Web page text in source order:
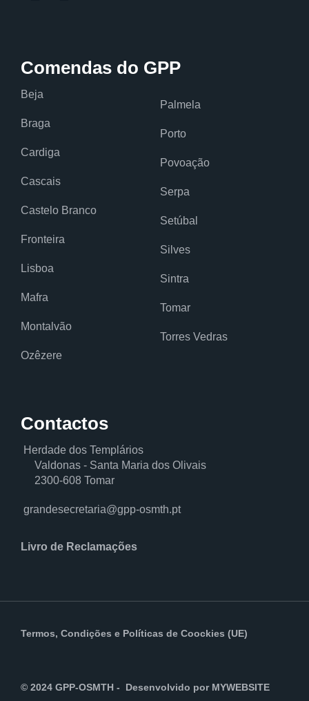
Comendas do GPP
Beja
Braga
Cardiga
Cascais
Castelo Branco
Fronteira
Lisboa
Mafra
Montalvão
Ozêzere
Palmela
Porto
Povoação
Serpa
Setúbal
Silves
Sintra
Tomar
Torres Vedras
Contactos
Herdade dos Templários
Valdonas - Santa Maria dos Olivais
2300-608 Tomar
grandesecretaria@gpp-osmth.pt
Livro de Reclamações
Termos, Condições e Políticas de Coockies (UE)
© 2024 GPP-OSMTH - Desenvolvido por MYWEBSITE